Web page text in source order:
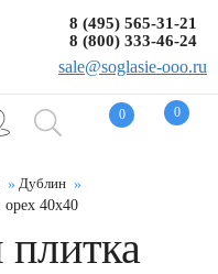
0 0
8 (495) 565-31-21
8 (800) 333-46-24
sale@soglasie-ooo.ru
Дублин
40x40